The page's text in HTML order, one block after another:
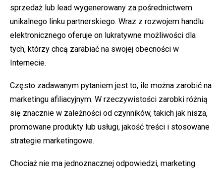
sprzedaż lub lead wygenerowany za pośrednictwem
unikalnego linku partnerskiego. Wraz z rozwojem handlu
elektronicznego oferuje on lukratywne możliwości dla
tych, którzy chcą zarabiać na swojej obecności w
Internecie.
Często zadawanym pytaniem jest to, ile można zarobić na
marketingu afiliacyjnym. W rzeczywistości zarobki różnią
się znacznie w zależności od czynników, takich jak nisza,
promowane produkty lub usługi, jakość treści i stosowane
strategie marketingowe.
Chociaż nie ma jednoznacznej odpowiedzi, marketing